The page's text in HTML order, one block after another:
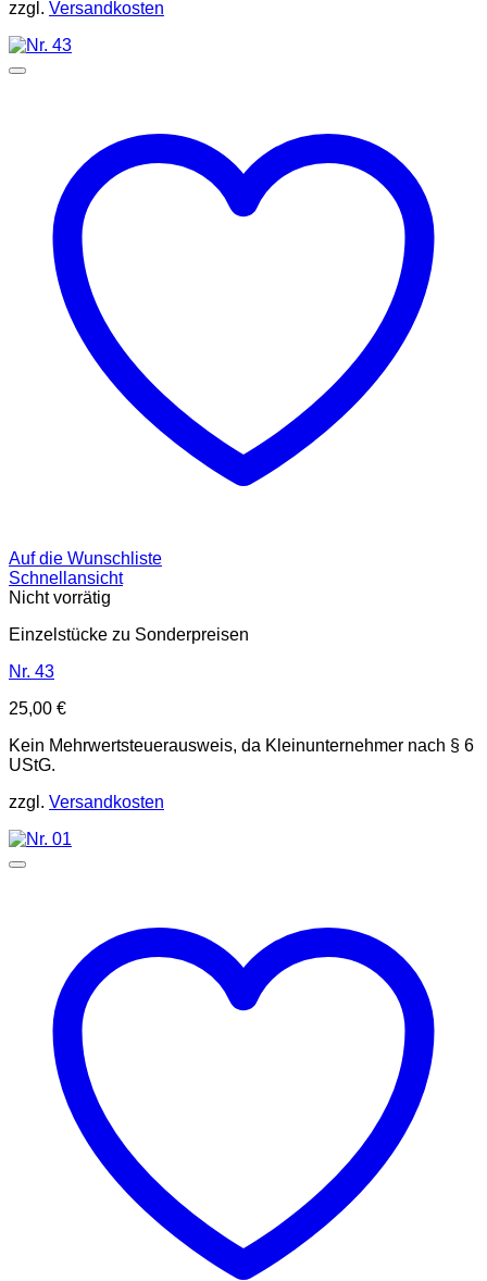
zzgl. Versandkosten
Auf die Wunschliste
Schnellansicht
Nicht vorrätig
Einzelstücke zu Sonderpreisen
Nr. 43
25,00 €
Kein Mehrwertsteuerausweis, da Kleinunternehmer nach § 6
UStG.
zzgl. Versandkosten